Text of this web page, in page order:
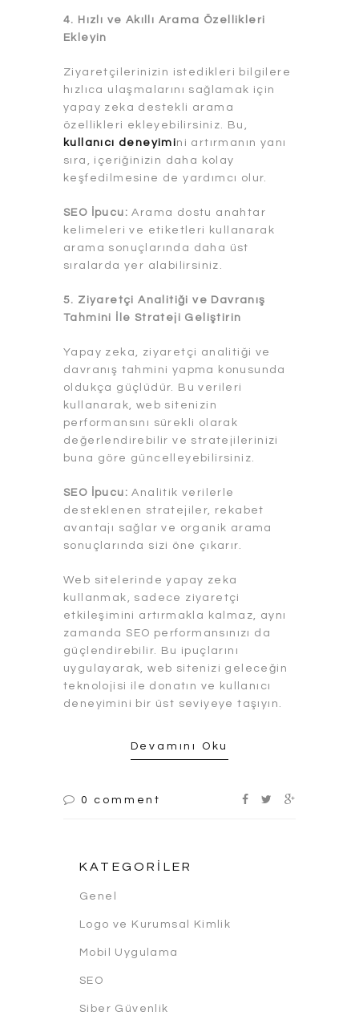
4. Hızlı ve Akıllı Arama Özellikleri
Ekleyin
Ziyaretçilerinizin istedikleri bilgilere
hızlıca ulaşmalarını sağlamak için
yapay zeka destekli arama
özellikleri ekleyebilirsiniz. Bu,
kullanıcı deneyimini artırmanın yanı
sıra, içeriğinizin daha kolay
keşfedilmesine de yardımcı olur.
SEO İpucu: Arama dostu anahtar
kelimeleri ve etiketleri kullanarak
arama sonuçlarında daha üst
sıralarda yer alabilirsiniz.
5. Ziyaretçi Analitiği ve Davranış
Tahmini İle Strateji Geliştirin
Yapay zeka, ziyaretçi analitiği ve
davranış tahmini yapma konusunda
oldukça güçlüdür. Bu verileri
kullanarak, web sitenizin
performansını sürekli olarak
değerlendirebilir ve stratejilerinizi
buna göre güncelleyebilirsiniz.
SEO İpucu: Analitik verilerle
desteklenen stratejiler, rekabet
avantajı sağlar ve organik arama
sonuçlarında sizi öne çıkarır.
Web sitelerinde yapay zeka
kullanmak, sadece ziyaretçi
etkileşimini artırmakla kalmaz, aynı
zamanda SEO performansınızı da
güçlendirebilir. Bu ipuçlarını
uygulayarak, web sitenizi geleceğin
teknolojisi ile donatın ve kullanıcı
deneyimini bir üst seviyeye taşıyın.
Devamını Oku
0 comment
KATEGORILER
Genel
Logo ve Kurumsal Kimlik
Mobil Uygulama
SEO
Siber Güvenlik